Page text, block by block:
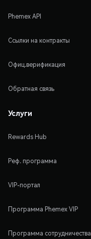
Phemex API
Ссылки на контракты
Офиц.верификация
Обратная связь
Услуги
Rewards Hub
Реф. программа
VIP-портал
Программа Phemex VIP
Программа сотрудничества